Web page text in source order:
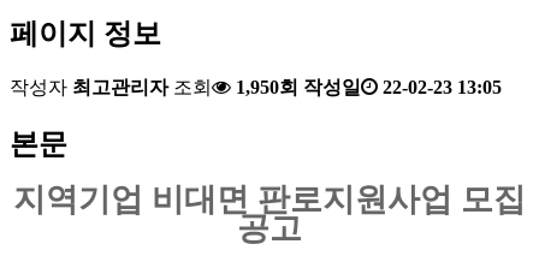
페이지 정보
작성자 최고관리자 조회 1,950회 작성일 22-02-23 13:05
본문
지역기업 비대면 판로지원사업 모집
공고